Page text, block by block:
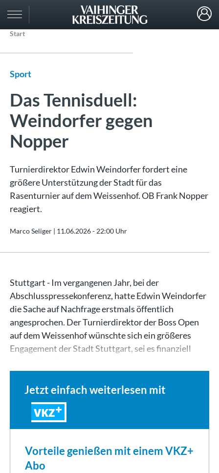
Start
Sport
Das Tennisduell:
Weindorfer gegen
Nopper
Turnierdirektor Edwin Weindorfer fordert eine
größere Unterstützung der Stadt für das
Rasenturnier auf dem Weissenhof. OB Frank Nopper
reagiert.
Marco Seliger | 11.06.2026 - 22:00 Uhr
Stuttgart - Im vergangenen Jahr, bei der
Abschlusspressekonferenz, hatte Edwin Weindorfer
die Sache auf Nachfrage erstmals öffentlich
angesprochen. Der Turnierdirektor der Boss Open
auf dem Weissenhof wünschte sich ein größeres
Engagement der Stadt Stuttgart, sei es finanziell
Jetzt einfach weiterlesen mit
VKZ
Vorteile genießen mit einem VKZ+
Abo